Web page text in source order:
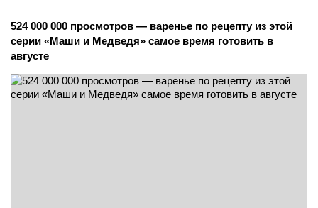
524 000 000 просмотров — варенье по рецепту из этой
серии «Маши и Медведя» самое время готовить в
августе